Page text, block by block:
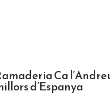
Ca
d’Espanya